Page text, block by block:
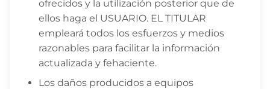
ofrecidos y la utilización posterior que de
ellos haga el USUARIO. EL TITULAR
empleará todos los esfuerzos y medios
razonables para facilitar la información
actualizada y fehaciente.
Los daños producidos a equipos